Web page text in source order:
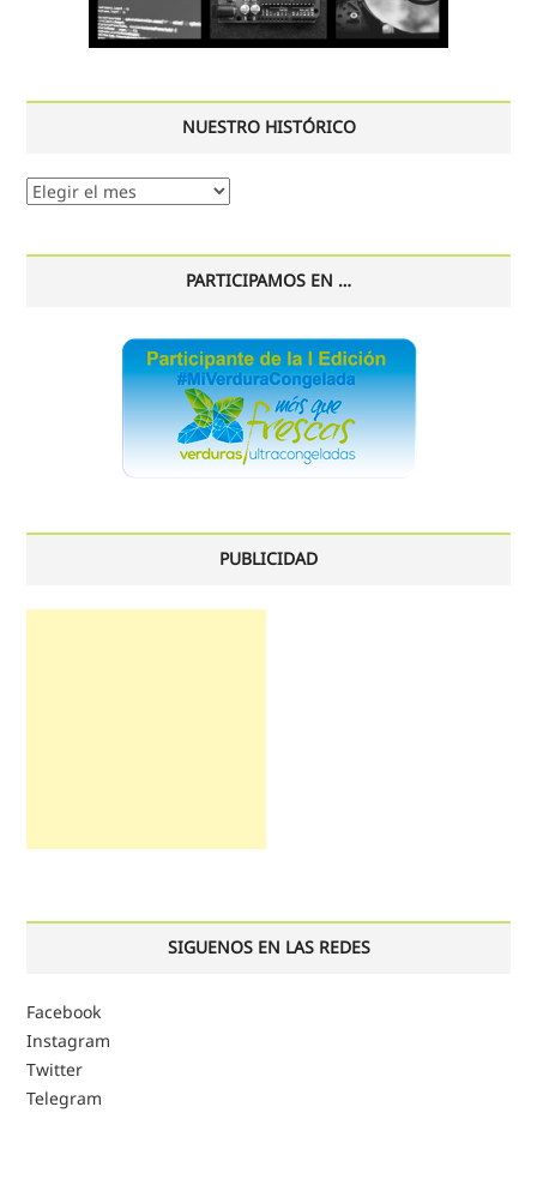
NUESTRO HISTÓRICO
Nuestro
PARTICIPAMOS EN …
PUBLICIDAD
SIGUENOS EN LAS REDES
Facebook
Instagram
Twitter
Telegram